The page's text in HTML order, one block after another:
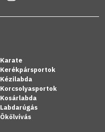
Karate
Kerékpársportok
Kézilabda
Korcsolyasportok
Kosárlabda
Labdarúgás
Ökölvívás